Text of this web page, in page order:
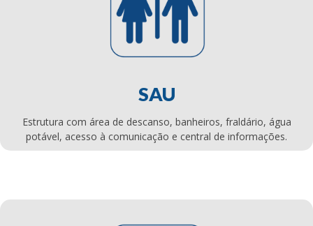
SAU
Estrutura com área de descanso, banheiros, fraldário, água
potável, acesso à comunicação e central de informações.